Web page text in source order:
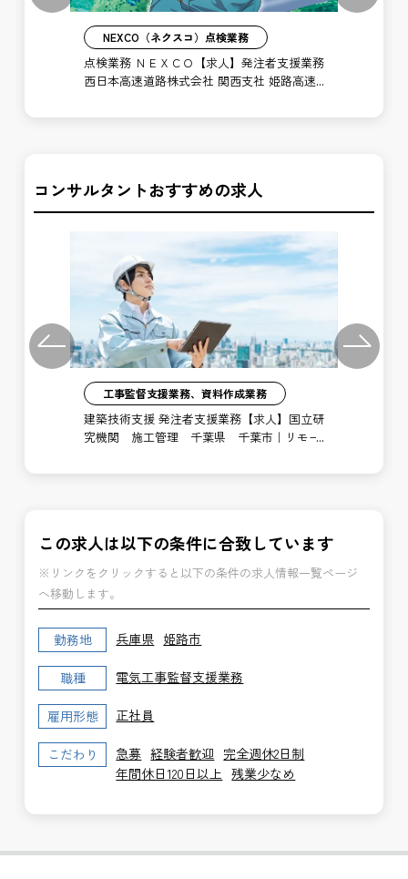
NEXCO（ネクスコ）点検業務
点検業務 ＮＥＸＣＯ【求人】発注者支援業務
西日本高速道路株式会社 関西支社 姫路高速
コンサルタントおすすめの求人
Previous
工事監督支援業務、資料作成業務
建築技術支援 発注者支援業務【求人】国立研
究機関 施工管理 千葉県 千葉市｜リモー
Next
この求人は以下の条件に合致しています
※リンクをクリックすると以下の条件の求人情報一覧ページ
へ移動します。
勤務地 兵庫県 姫路市
職種 電気工事監督支援業務
雇用形態 正社員
こだわり 急募 経験者歓迎 完全週休2日制
年間休日120日以上 残業少なめ